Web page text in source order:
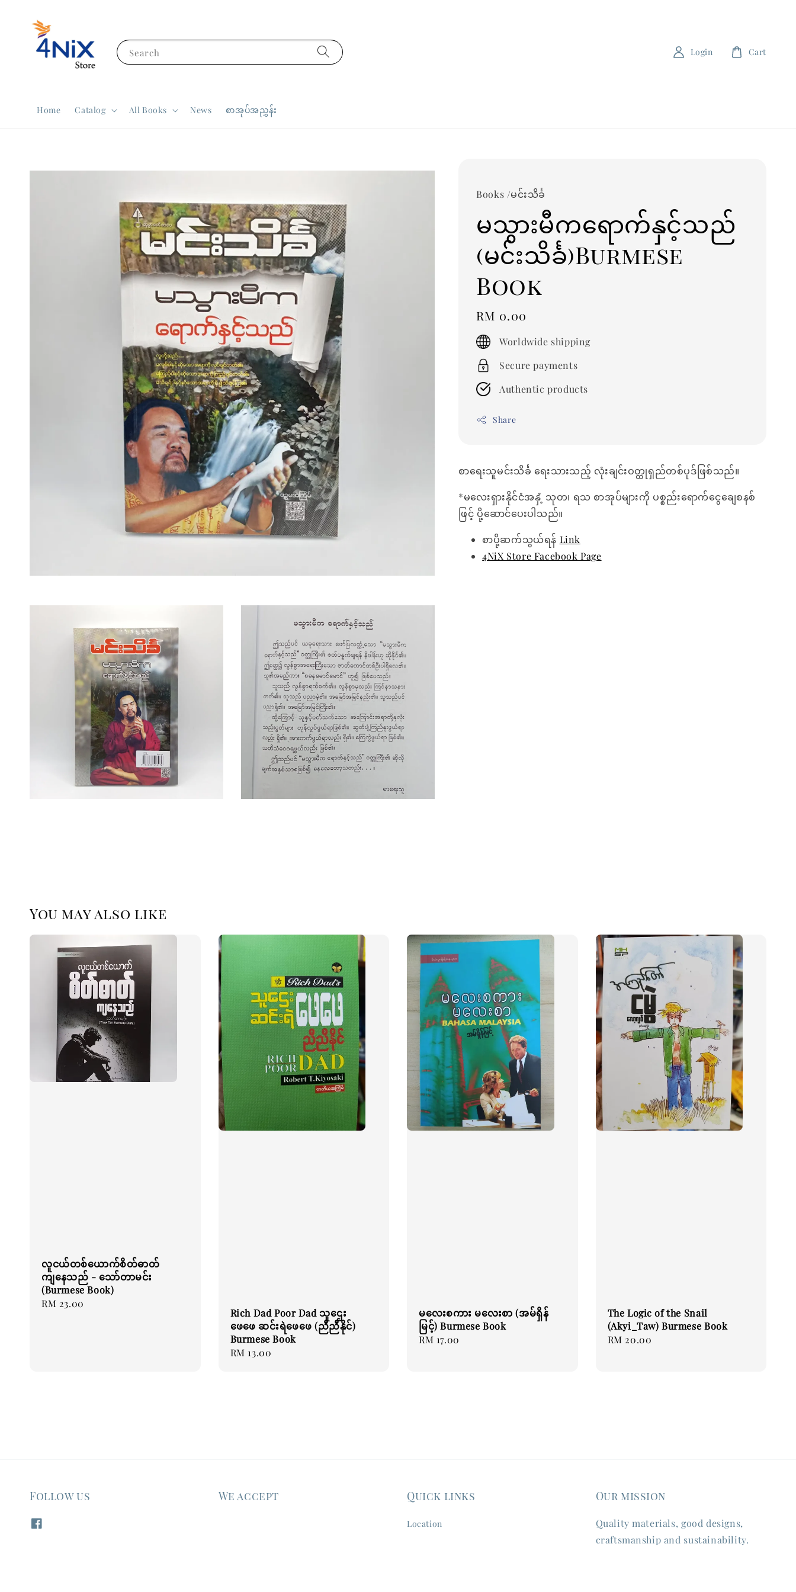
Search
Home Catalog All Books News စာအုပ်အညွှန်း
Login Cart
Books /မင်းသိင်္ခ
မသွားမီကရောက်နှင့်သည်
(မင်းသိင်္ခ)Burmese
Book
Regular
price
RM 0.00
Worldwide shipping
Secure payments
Authentic products
Share
စာရေးသူမင်းသိင်္ခ ရေးသားသည့် လုံးချင်းဝတ္ထုရှည်တစ်ပုဒ်ဖြစ်သည်။
*မလေးရှားနိုင်ငံအနှံ့ သုတ၊ ရသ စာအုပ်များကို ပစ္စည်းရောက်ငွေချေစနစ်
ဖြင့် ပို့ဆောင်ပေးပါသည်။
စာပို့ဆက်သွယ်ရန် Link
4NiX Store Facebook Page
You may also like
လူငယ်တစ်ယောက်စိတ်ဓာတ်
ကျနေသည် - သော်တာမင်း
(Burmese Book)
Regular
RM 23.00
Rich Dad Poor Dad သူဌေး
ဖေဖေ ဆင်းရဲဖေဖေ (ညီညီနိုင်)
Burmese Book
Regular
RM 13.00
မလေးစကား မလေးစာ (အမ်ရှိန်
မြင့်) Burmese Book
Regular
RM 17.00
The Logic of the Snail
(Akyi_Taw) Burmese Book
Regular
RM 20.00
Follow us We accept Quick links
Location
Our mission
Quality materials, good designs,
craftsmanship and sustainability.